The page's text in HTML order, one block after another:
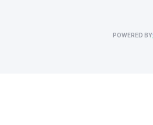
POWERED BY